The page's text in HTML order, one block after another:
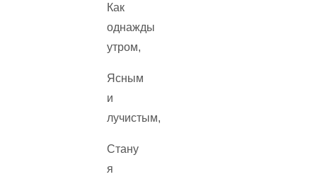
Как
однажды
утром,
Ясным
и
лучистым,
Стану
я